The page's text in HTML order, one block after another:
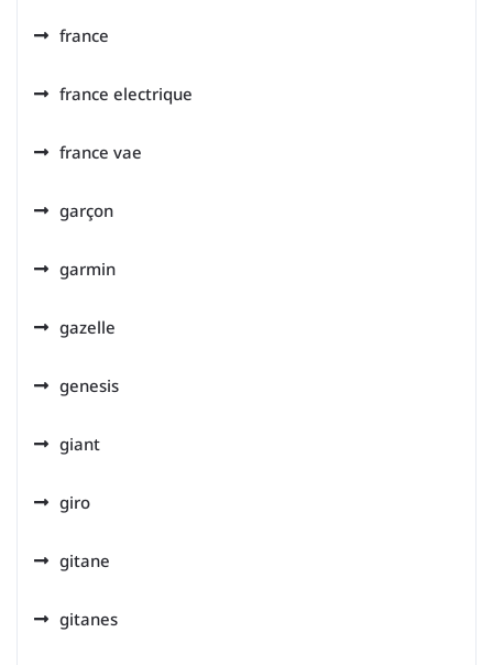
france
france electrique
france vae
garçon
garmin
gazelle
genesis
giant
giro
gitane
gitanes